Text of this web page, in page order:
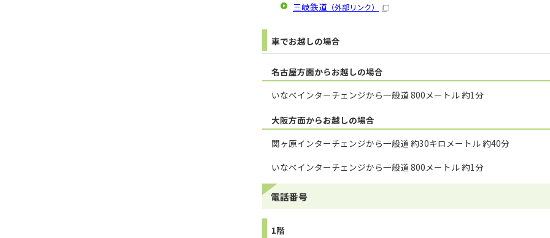
三岐鉄道 （外部リンク）
車でお越しの場合
名古屋方面からお越しの場合
いなべインターチェンジから一般道 800メートル 約1分
大阪方面からお越しの場合
関ヶ原インターチェンジから一般道 約30キロメートル 約40分
いなべインターチェンジから一般道 800メートル 約1分
電話番号
1階